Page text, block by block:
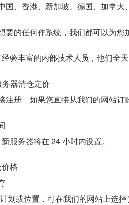
国、香港、新加坡、德国、加拿
要的任何作系统，我们都可以为您
验丰富的内部技术人员，他们全
器清仓定价
注册，如果您直接从我们的网站
服务器将在 24 小时内设置。
格
划或位置，可在我们的网站上选择）